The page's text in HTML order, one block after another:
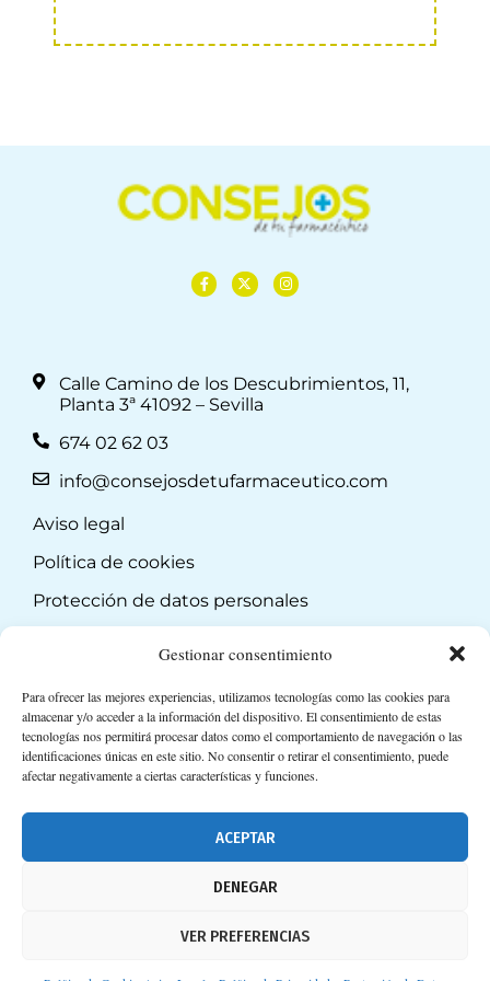
Gestionar consentimiento
Para ofrecer las mejores experiencias, utilizamos tecnologías como las cookies para
almacenar y/o acceder a la información del dispositivo. El consentimiento de estas
tecnologías nos permitirá procesar datos como el comportamiento de navegación o las
identificaciones únicas en este sitio. No consentir o retirar el consentimiento, puede
afectar negativamente a ciertas características y funciones.
ACEPTAR
DENEGAR
VER PREFERENCIAS
Calle Camino de los Descubrimientos, 11,
Planta 3ª 41092 – Sevilla
674 02 62 03
info@consejosdetufarmaceutico.com
Aviso legal
Política de cookies
Protección de datos personales